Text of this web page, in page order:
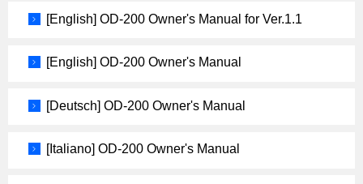
[English] OD-200 Owner's Manual for Ver.1.1
[English] OD-200 Owner's Manual
[Deutsch] OD-200 Owner's Manual
[Italiano] OD-200 Owner's Manual